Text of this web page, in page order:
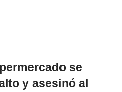
se
y asesinó al